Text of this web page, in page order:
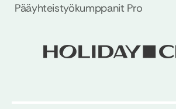
Pääyhteistyökumppanit Pro